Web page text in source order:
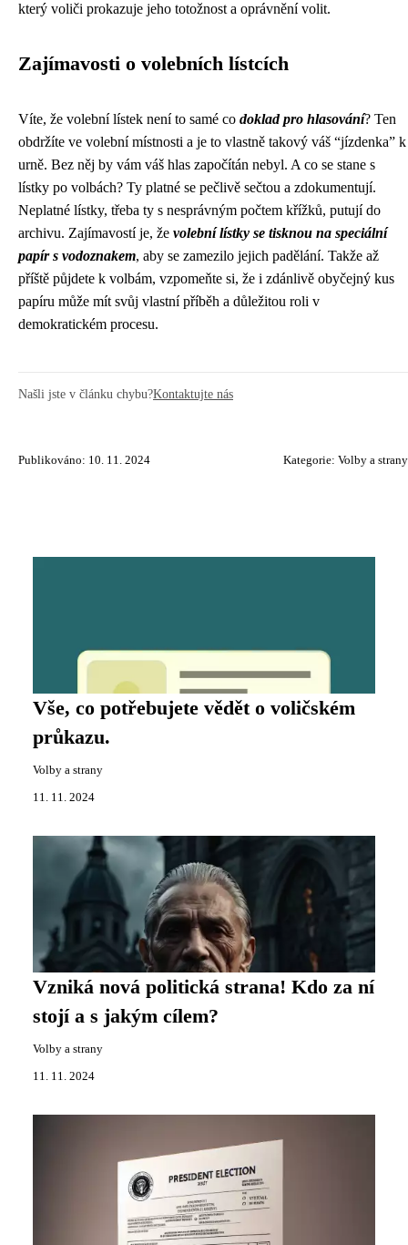
který voliči prokazuje jeho totožnost a oprávnění volit.
Zajímavosti o volebních lístcích
Víte, že volební lístek není to samé co doklad pro hlasování? Ten
obdržíte ve volební místnosti a je to vlastně takový váš “jízdenka” k
urně. Bez něj by vám váš hlas započítán nebyl. A co se stane s
lístky po volbách? Ty platné se pečlivě sečtou a zdokumentují.
Neplatné lístky, třeba ty s nesprávným počtem křížků, putují do
archivu. Zajímavostí je, že volební lístky se tisknou na speciální
papír s vodoznakem, aby se zamezilo jejich padělání. Takže až
příště půjdete k volbám, vzpomeňte si, že i zdánlivě obyčejný kus
papíru může mít svůj vlastní příběh a důležitou roli v
demokratickém procesu.
Našli jste v článku chybu?Kontaktujte nás
Publikováno: 10. 11. 2024 Kategorie: Volby a strany
Vše, co potřebujete vědět o voličském
průkazu.
Volby a strany
11. 11. 2024
Vzniká nová politická strana! Kdo za ní
stojí a s jakým cílem?
Volby a strany
11. 11. 2024